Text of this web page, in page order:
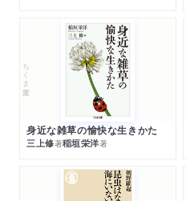
ちくま文庫
身近な雑草の愉快な生きかた
三上修著稲垣栄洋著